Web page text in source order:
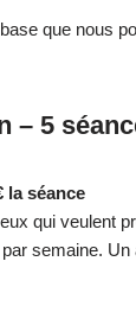
que nous
– 5
la séance
qui veulent
semaine.